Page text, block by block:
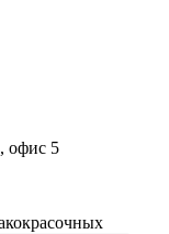
офис 5